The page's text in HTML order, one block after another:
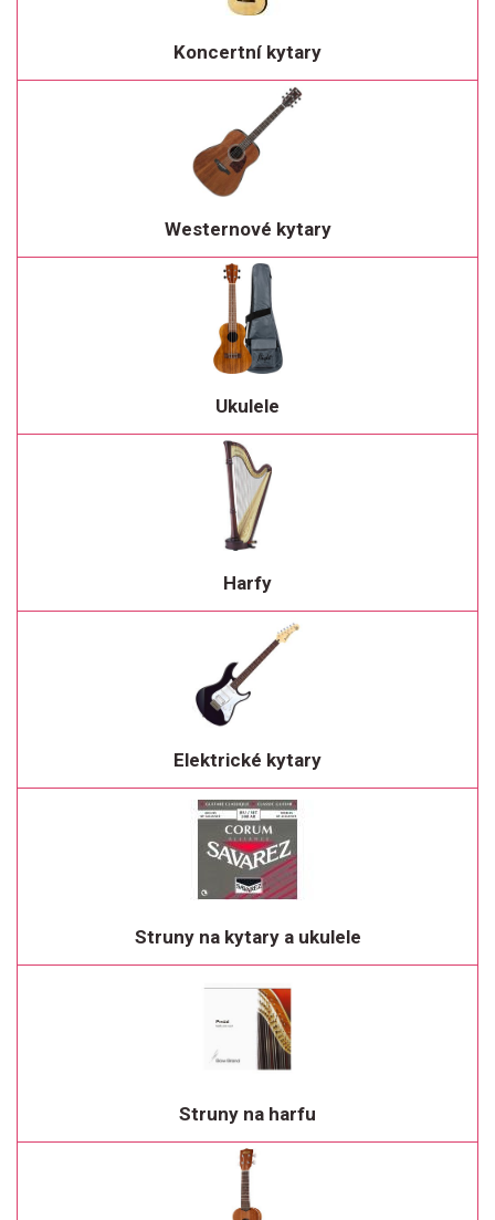
Koncertní kytary
Westernové kytary
Ukulele
Harfy
Elektrické kytary
Struny na kytary a ukulele
Struny na harfu